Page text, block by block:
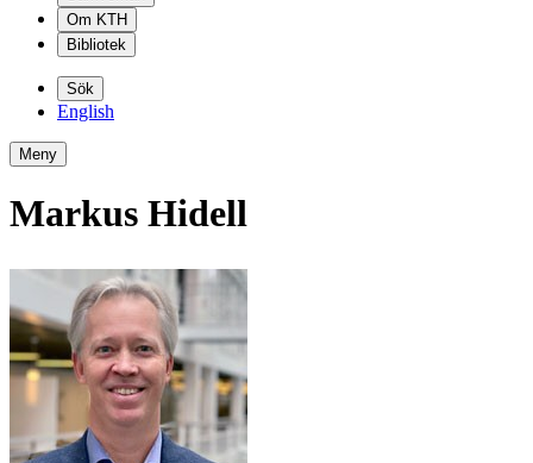
Om KTH
Bibliotek
Sök
English
Meny
Markus Hidell